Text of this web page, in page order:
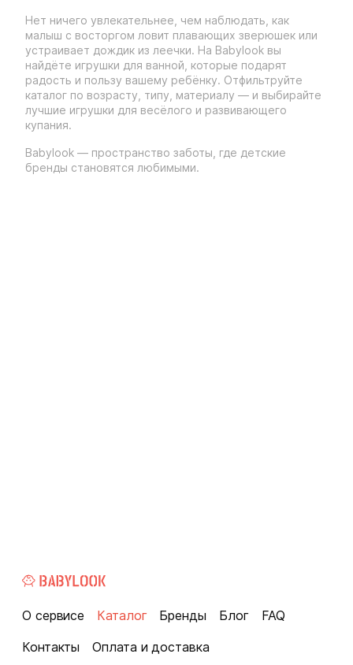
Нет ничего увлекательнее, чем наблюдать, как
малыш с восторгом ловит плавающих зверюшек или
устраивает дождик из леечки. На Babylook вы
найдёте игрушки для ванной, которые подарят
радость и пользу вашему ребёнку. Отфильтруйте
каталог по возрасту, типу, материалу — и выбирайте
лучшие игрушки для весёлого и развивающего
купания.
Babylook — пространство заботы, где детские
бренды становятся любимыми.
О сервисе Каталог Бренды Блог
FAQ
Контакты
Оплата и доставка